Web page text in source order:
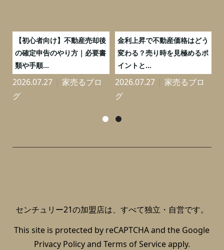
【初心者向け】不動産売却後
の確定申告のやり方｜必要書
類や手順...
2026.07.27
家売るブロ
グ
金利上昇で不動産価格はどう
変わる？売り時を見極めるポ
イントと...
2026.07.27
家売るブロ
グ
センチュリー21の加盟店は、すべて独立・自営です。
This site is protected by reCAPTCHA and the Google
Privacy Policyand Terms of Serviceapply.